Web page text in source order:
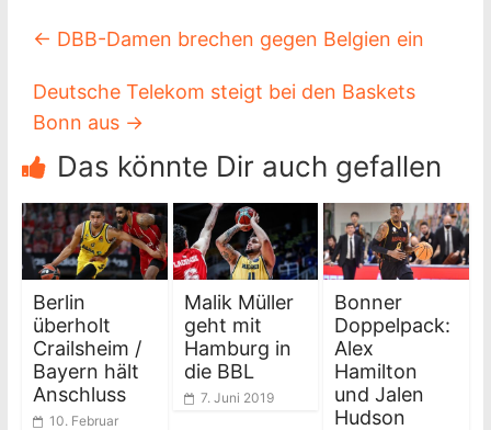
← DBB-Damen brechen gegen Belgien ein
Deutsche Telekom steigt bei den Baskets
Bonn aus →
Das könnte Dir auch gefallen
Berlin
überholt
Crailsheim /
Bayern hält
Anschluss
10. Februar
Malik Müller
geht mit
Hamburg in
die BBL
7. Juni 2019
Bonner
Doppelpack:
Alex
Hamilton
und Jalen
Hudson